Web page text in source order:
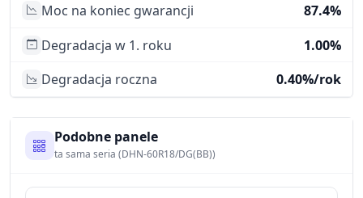
Moc na koniec gwarancji
87.4%
Degradacja w 1. roku
1.00%
Degradacja roczna
0.40%/rok
Podobne panele
ta sama seria (DHN-60R18/DG(BB))